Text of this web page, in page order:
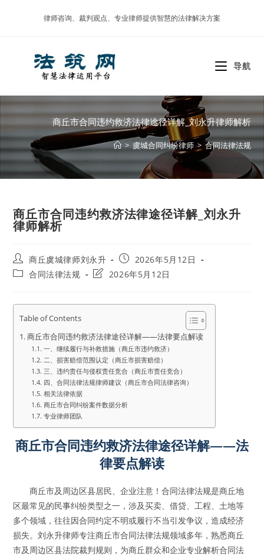
律师咨询、裁判观点、专业律师提供智慧的法律解决方案
导航
商丘市合同违约救济法律途径详解_刘永升律师解析
> 虞城合同纠纷律师 > 合同法律法规
商丘市合同违约救济法律途径详解_刘永升
律师解析
Post
author:
商丘虞城律师刘永升
Post
published:
2026年5月12日
Post合同法律法规
Post2026年5月12日
Table of Contents
商丘市合同违约救济法律途径详解——法律要点解读
一、继续履行与补救措施（商丘市违约救济）
二、损害赔偿范围认定（商丘市损害赔偿）
三、违约责任与侵权责任竞合（商丘市责任竞合）
四、合同法律法规律师建议（商丘市合同法律咨询）
相关法律依据
商丘市合同纠纷案件数据分析
专业律师团队
商丘市合同违约救济法律途径详解——法
律要点解读
商丘市及周边区县居民、企业注意！合同法律法规是商丘地
区最常见的民事纠纷类型之一，涉及买卖、借贷、工程、土地等
多个领域，往往因合同约定不明或履行不当引发争议，造成经济
损失。刘永升律师专注商丘市合同法律法规领域多年，熟悉商丘
市及周边区县法院裁判规则，为商丘群众和企业专业解析合同法